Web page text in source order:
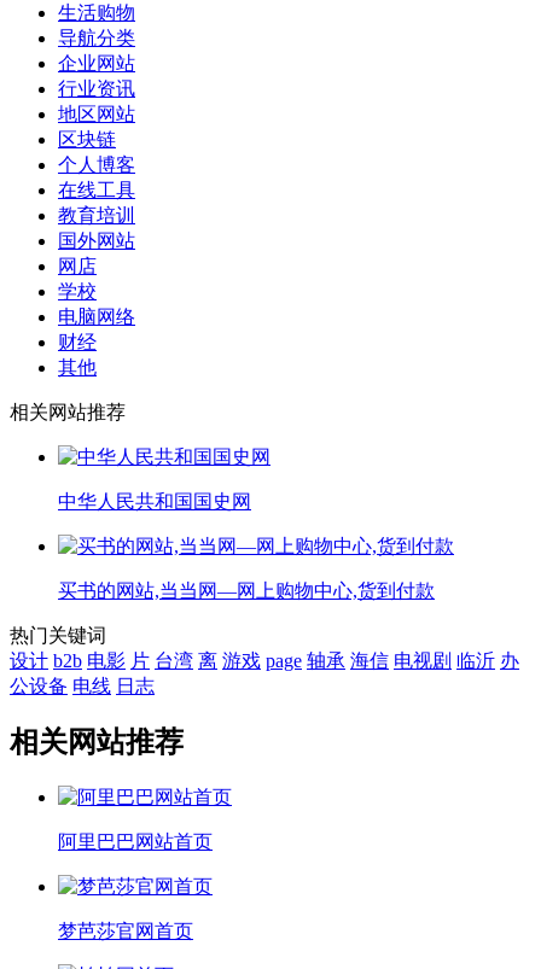
生活购物
导航分类
企业网站
行业资讯
地区网站
区块链
个人博客
在线工具
教育培训
国外网站
网店
学校
电脑网络
财经
其他
相关网站推荐
中华人民共和国国史网
买书的网站,当当网—网上购物中心,货到付款
热门关键词
设计 b2b 电影 片 台湾 离 游戏 page 轴承 海信 电视剧 临沂 办
公设备 电线 日志
相关网站推荐
阿里巴巴网站首页
梦芭莎官网首页